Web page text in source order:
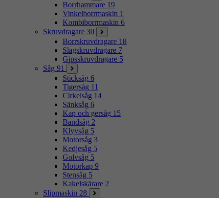
Borrhammare 19
Vinkelborrmaskin 1
Kombiborrmaskin 6
Skruvdragare 30
Borrskruvdragare 18
Slagskruvdragare 7
Gipsskruvdragare 5
Såg 91
Sticksåg 6
Tigersåg 11
Cirkelsåg 14
Sänksåg 6
Kap och gersåg 15
Bandsåg 2
Klyvsåg 5
Motorsåg 3
Kedjesåg 5
Golvsåg 5
Motorkap 9
Stensåg 5
Kakelskärare 2
Slipmaskin 28